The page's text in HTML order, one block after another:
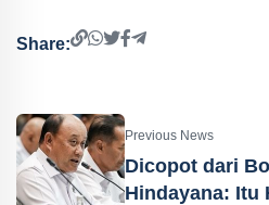
Share:
Previous News
Dicopot dari
Hindayana: Itu